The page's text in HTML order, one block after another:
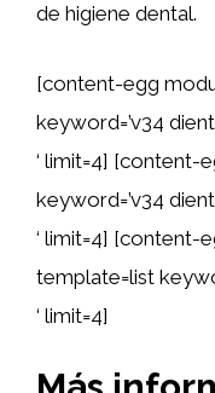
de higiene dental.
[content-egg
keyword=’v34
‘ limit=4] [content-
keyword=’v34
‘ limit=4] [content-
template=list
‘ limit=4]